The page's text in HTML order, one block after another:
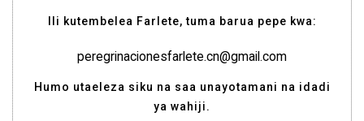
Ili kutembelea Farlete, tuma barua pepe kwa:
peregrinacionesfarlete.cn@gmail.com
Humo utaeleza siku na saa unayotamani na idadi
ya wahiji.